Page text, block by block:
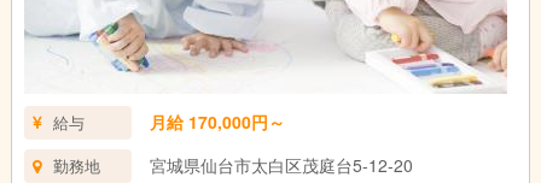
給与 月給 170,000円～
勤務地 宮城県仙台市太白区茂庭台5-12-20